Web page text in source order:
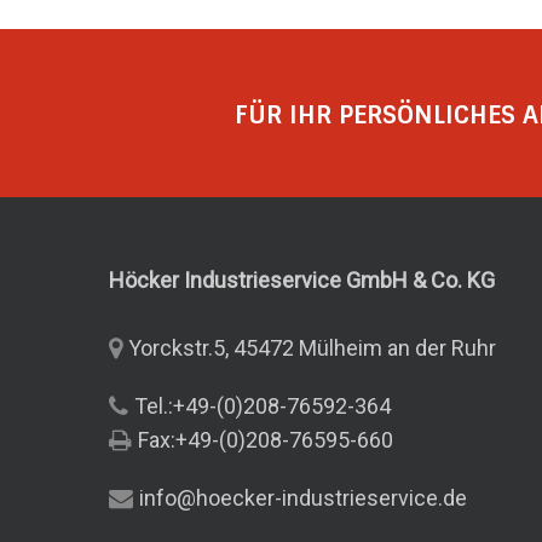
FÜR IHR PERSÖNLICHES
Höcker Industrieservice GmbH & Co. KG
Yorckstr.5, 45472 Mülheim an der Ruhr
Tel.:+49-(0)208-76592-364
Fax:+49-(0)208-76595-660
info@hoecker-industrieservice.de